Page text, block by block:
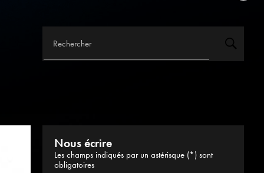
Rechercher
Nous écrire
Les champs indiqués par un astérisque (*) sont
obligatoires